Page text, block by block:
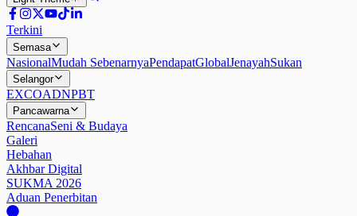
Terkini
Semasa
NasionalMudah SebenarnyaPendapatGlobalJenayahSukan
Selangor
EXCOADNPBT
Pancawarna
RencanaSeni & Budaya
Galeri
Hebahan
Akhbar Digital
SUKMA 2026
Aduan Penerbitan